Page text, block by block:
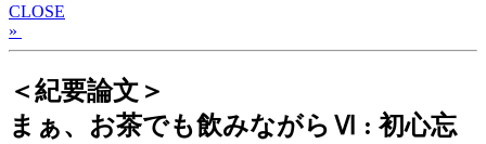
CLOSE
»
＜紀要論文＞
まぁ、お茶でも飲みながらⅥ : 初心忘